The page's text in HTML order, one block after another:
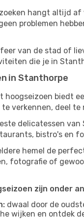
hangt altijd
problemen
van de stad of
die je in
in Stanthorpe
biedt
verkennen, deel
delicatessen
bistro's en
hemel de
fotografie of
zijn onder
dwaal door de
wijken en ontdek